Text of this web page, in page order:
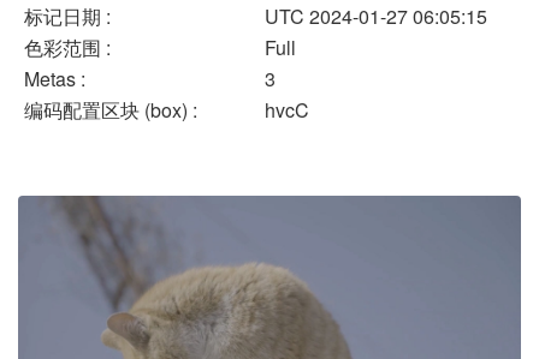
标记日期 :
UTC 2024-01-27 06:05:15
色彩范围 :
Full
Metas :
3
编码配置区块 (box) :
hvcC